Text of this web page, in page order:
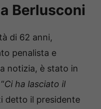
Berlusconi
di 62 anni,
penalista e
notizia, è stato in
Ci ha lasciato il
detto il presidente